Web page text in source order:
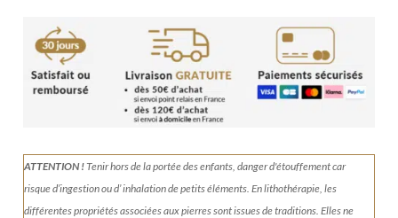
ATTENTION !Tenirhors de la portée des enfants, danger d'étouffement car
risque d’ingestion ou d’ inhalation de petits éléments.En lithothérapie, les
différentes propriétés associées aux pierres sont issues de traditions. Elles ne